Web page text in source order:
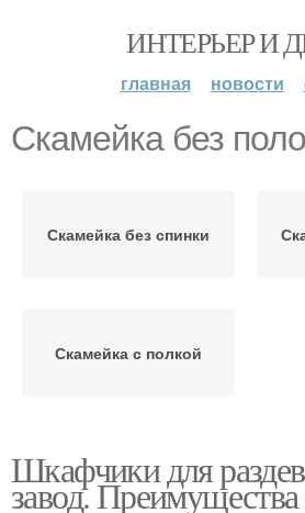
ИНТЕРЬЕР И
главная новости
Скамейка без
Скамейка без спинки
Скамейка с полкой
Шкафчики для
завод. Преимущества